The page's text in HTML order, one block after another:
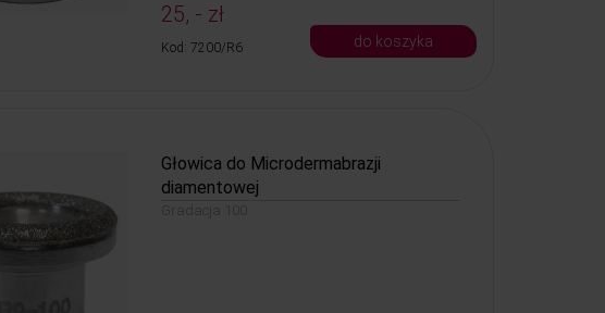
25, - zł
Kod: 7200/R6 do koszyka
Głowica do Microdermabrazji
diamentowej